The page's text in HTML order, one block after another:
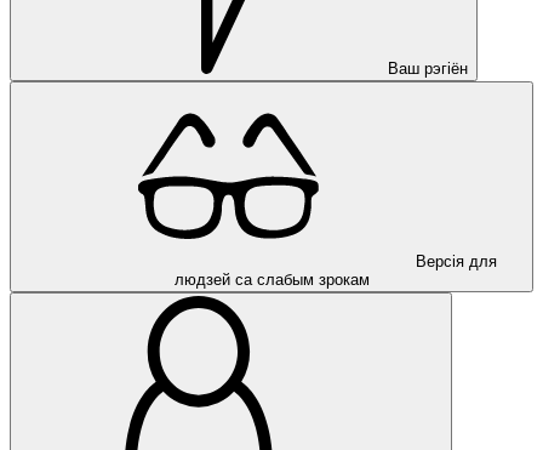
Ваш рэгіён
Версія для
людзей са слабым зрокам